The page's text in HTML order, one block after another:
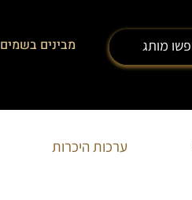
מבינים בשמים
ערכות היכרות